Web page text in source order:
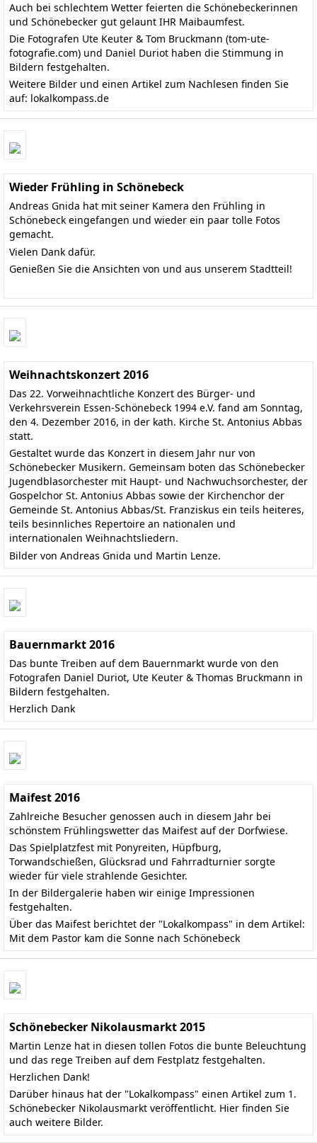
Auch bei schlechtem Wetter feierten die Schönebeckerinnen
und Schönebecker gut gelaunt IHR Maibaumfest.
Die Fotografen Ute Keuter & Tom Bruckmann (tom-ute-
fotografie.com) und Daniel Duriot haben die Stimmung in
Bildern festgehalten.
Weitere Bilder und einen Artikel zum Nachlesen finden Sie
auf: lokalkompass.de
Wieder Frühling in Schönebeck
Andreas Gnida hat mit seiner Kamera den Frühling in
Schönebeck eingefangen und wieder ein paar tolle Fotos
gemacht.
Vielen Dank dafür.
Genießen Sie die Ansichten von und aus unserem Stadtteil!
Weihnachtskonzert 2016
Das 22. Vorweihnachtliche Konzert des Bürger- und
Verkehrsverein Essen-Schönebeck 1994 e.V. fand am Sonntag,
den 4. Dezember 2016, in der kath. Kirche St. Antonius Abbas
statt.
Gestaltet wurde das Konzert in diesem Jahr nur von
Schönebecker Musikern. Gemeinsam boten das Schönebecker
Jugendblasorchester mit Haupt- und Nachwuchsorchester, der
Gospelchor St. Antonius Abbas sowie der Kirchenchor der
Gemeinde St. Antonius Abbas/St. Franziskus ein teils heiteres,
teils besinnliches Repertoire an nationalen und
internationalen Weihnachtsliedern.
Bilder von Andreas Gnida und Martin Lenze.
Bauernmarkt 2016
Das bunte Treiben auf dem Bauernmarkt wurde von den
Fotografen Daniel Duriot, Ute Keuter & Thomas Bruckmann in
Bildern festgehalten.
Herzlich Dank
Maifest 2016
Zahlreiche Besucher genossen auch in diesem Jahr bei
schönstem Frühlingswetter das Maifest auf der Dorfwiese.
Das Spielplatzfest mit Ponyreiten, Hüpfburg,
Torwandschießen, Glücksrad und Fahrradturnier sorgte
wieder für viele strahlende Gesichter.
In der Bildergalerie haben wir einige Impressionen
festgehalten.
Über das Maifest berichtet der "Lokalkompass" in dem Artikel:
Mit dem Pastor kam die Sonne nach Schönebeck
Schönebecker Nikolausmarkt 2015
Martin Lenze hat in diesen tollen Fotos die bunte Beleuchtung
und das rege Treiben auf dem Festplatz festgehalten.
Herzlichen Dank!
Darüber hinaus hat der "Lokalkompass" einen Artikel zum 1.
Schönebecker Nikolausmarkt veröffentlicht. Hier finden Sie
auch weitere Bilder.